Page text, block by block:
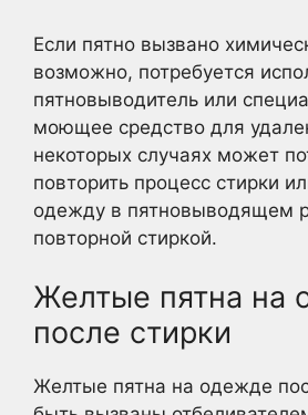
Если пятно вызвано
возможно, потребуется
пятновыводитель или
моющее средство для
некоторых случаях может
повторить процесс стирки
одежду в пятновыводящем
повторной стиркой.
Желтые пятна на
после стирки
Желтые пятна на одежде